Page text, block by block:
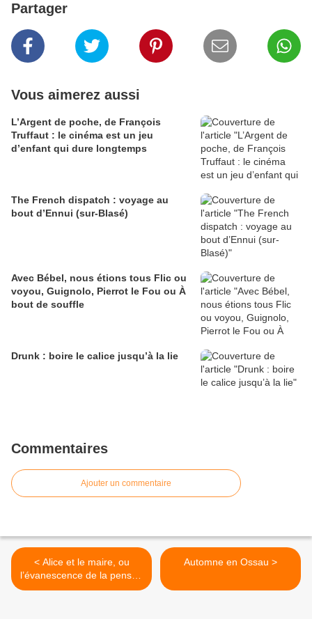
Partager
Vous aimerez aussi
L’Argent de poche, de François
Truffaut : le cinéma est un jeu
d’enfant qui dure longtemps
The French dispatch : voyage au
bout d’Ennui (sur-Blasé)
Avec Bébel, nous étions tous Flic ou
voyou, Guignolo, Pierrot le Fou ou À
bout de souffle
Drunk : boire le calice jusqu’à la lie
Commentaires
Ajouter un commentaire
< Alice et le maire, ou
l’évanescence de la pensée
en politique
Automne en Ossau >